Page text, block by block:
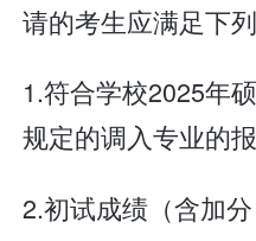
请的考生应满足下
1.符合学校2025年
规定的调入专业的报
2.初试成绩（含加